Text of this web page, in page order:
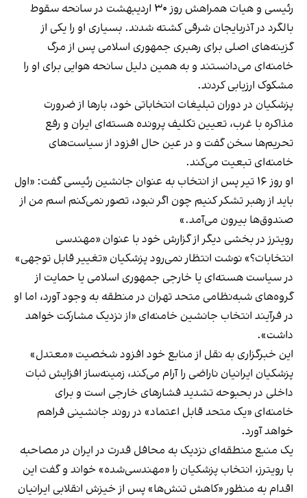
رئیسی و هیات همراهش روز ۳۰ اردیبهشت در سانحه سقوط
بالگرد در آذربایجان شرقی کشته شدند. بسیاری او را یکی از
گزینه‌های اصلی برای رهبری جمهوری اسلامی پس از مرگ
خامنه‌ای می‌دانستند و به همین دلیل سانحه هوایی برای او را
مشکوک ارزیابی کردند.
پزشکیان در دوران تبلیغات انتخاباتی خود، بارها از ضرورت
مذاکره با غرب، تعیین تکلیف پرونده هسته‌ای ایران و رفع
تحریم‌ها سخن گفت و در عین حال افزود از سیاست‌های
خامنه‌ای تبعیت می‌کند.
او روز ۱۶ تیر پس از انتخاب به عنوان جانشین رئیسی گفت: «اول
باید از رهبر تشکر کنیم چون اگر نبود، تصور نمی‌کنم اسم من از
صندوق‌ها بیرون می‌آمد.»
رویترز در بخشی دیگر از گزارش خود با عنوان «مهندسی
انتخابات؟» نوشت انتظار نمی‌رود پزشکیان «تغییر قابل توجهی»
در سیاست هسته‌ای یا خارجی جمهوری اسلامی یا حمایت از
گروه‌های شبه‌نظامی متحد تهران در منطقه به وجود آورد، اما او
در فرآیند انتخاب جانشین خامنه‌ای «از نزدیک مشارکت خواهد
داشت».
این خبرگزاری به نقل از منابع خود افزود شخصیت «معتدل»
پزشکیان ایرانیان ناراضی را آرام می‌کند، زمینه‌ساز افزایش ثبات
داخلی در بحبوحه تشدید فشارهای خارجی است و برای
خامنه‌ای «یک متحد قابل اعتماد» در روند جانشینی فراهم
خواهد آورد.
یک منبع منطقه‌ای نزدیک به محافل قدرت در ایران در مصاحبه
با رویترز، انتخاب پزشکیان را «مهندسی‌شده» خواند و گفت این
اقدام به منظور «کاهش تنش‌ها» پس از خیزش انقلابی ایرانیان